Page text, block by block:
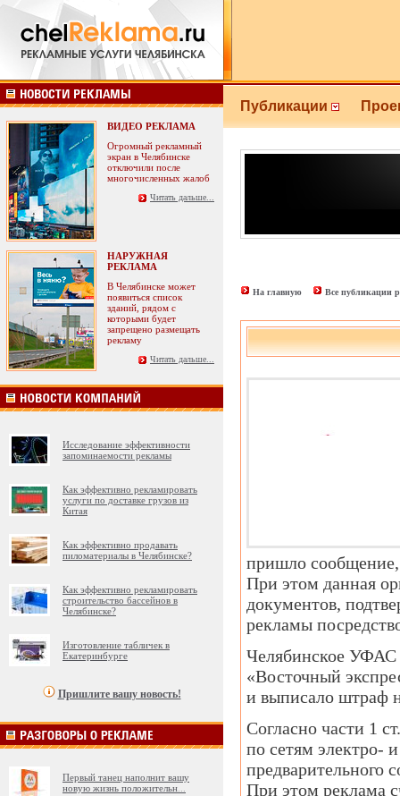
ВИДЕО РЕКЛАМА
Огромный рекламный
экран в Челябинске
отключили после
многочисленных жалоб
Читать дальше...
НАРУЖНАЯ
РЕКЛАМА
В Челябинске может
появиться список
зданий, рядом с
которыми будет
запрещено размещать
рекламу
Читать дальше...
Исследование эффективности
запоминаемости рекламы
Как эффективно рекламировать
услуги по доставке грузов из
Китая
Как эффективно продавать
пиломатериалы в Челябинске?
Как эффективно рекламировать
строительство бассейнов в
Челябинске?
Изготовление табличек в
Екатеринбурге
Пришлите вашу новость!
Первый танец наполнит вашу
новую жизнь положительн
Публикации
На главную Все публикации
пришло
При этом данная
документов,
рекламы
Челябинское УФАС
«Восточный
и выписало штраф
Согласно части 1
по сетям электро-
предварительного
При этом реклама